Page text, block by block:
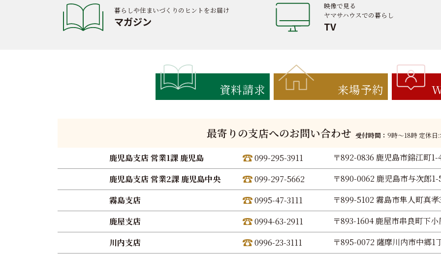
暮らしや住まいづくりのヒントをお届け
マガジン
映像で見る
ヤマサハウスでの暮らし
TV
資料請求 来場予約
最寄りの支店へのお問い合わせ 受付時間： 9時〜18時 定休日
鹿児島支店 営業1課 鹿児島 099-295-3911
〒892-0836 鹿児島市錦江町1-
鹿児島支店 営業2課 鹿児島中央
099-297-5662
〒890-0062 鹿児島市与次郎
霧島支店
0995-47-3111
〒899-5102 霧島市隼人町真孝
鹿屋支店
0994-63-2911
〒893-1604 鹿屋市串良町下
川内支店
0996-23-3111 〒895-0072 薩摩川内市中郷1